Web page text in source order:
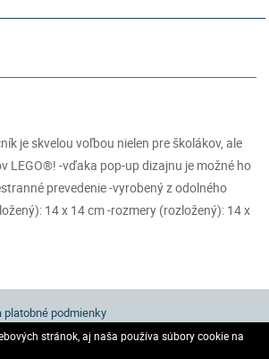
je skvelou voľbou nielen pre školákov, ale
LEGO®! -vďaka pop-up dizajnu je možné ho
prevedenie -vyrobený z odolného
14 x 14 cm -rozmery (rozložený): 14 x
platobné podmienky
stránok, aj naša používa súbory cookie na